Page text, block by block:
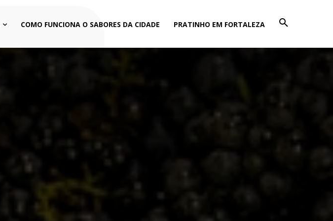
COMO FUNCIONA O SABORES DA CIDADE PRATINHO EM FORTALEZA